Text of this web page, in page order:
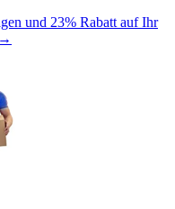
und 23% Rabatt auf Ihr
→